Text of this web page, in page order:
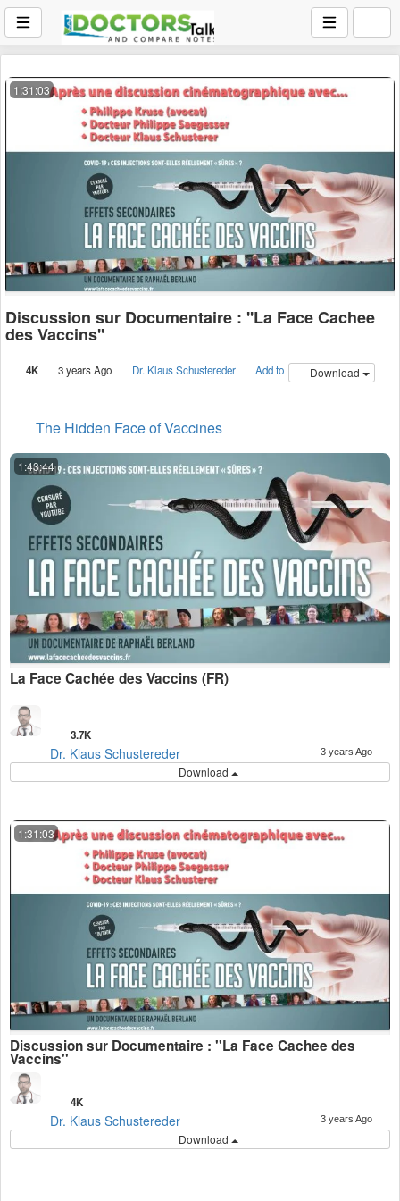
1:31:03
Discussion sur Documentaire : ''La Face Cachee
des Vaccins''
4K 3 years Ago Dr. Klaus Schustereder Add to Download
The Hidden Face of Vaccines
1:43:44
La Face Cachée des Vaccins (FR)
3.7K
Dr. Klaus Schustereder 3 years Ago
Download
1:31:03
Discussion sur Documentaire : ''La Face Cachee des
Vaccins''
4K
Dr. Klaus Schustereder 3 years Ago
Download